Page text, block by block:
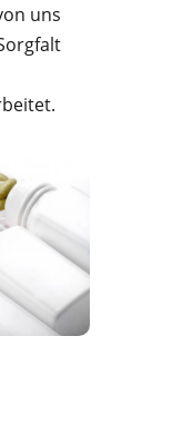
uns